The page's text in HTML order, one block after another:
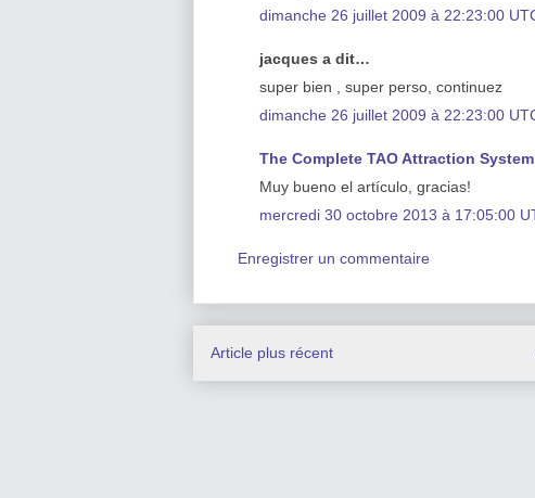
dimanche 26 juillet 2009 à 22:23:00
jacques a dit…
super bien , super perso, continuez
dimanche 26 juillet 2009 à 22:23:00
The Complete TAO Attraction System
Muy bueno el artículo, gracias!
mercredi 30 octobre 2013 à 17:05:00
Enregistrer un commentaire
Article plus récent